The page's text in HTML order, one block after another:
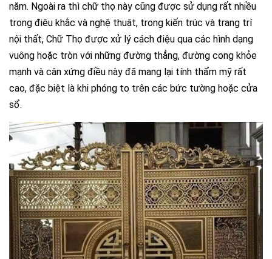
năm. Ngoài ra thì chữ thọ này cũng được sử dụng rất nhiều
trong điêu khắc và nghệ thuật, trong kiến trúc và trang trí
nội thất, Chữ Thọ được xử lý cách điệu qua các hình dạng
vuông hoặc tròn với những đường thẳng, đường cong khỏe
mạnh và cân xứng điều này đã mang lại tính thẩm mỹ rất
cao, đặc biệt là khi phóng to trên các bức tường hoặc cửa
sổ.